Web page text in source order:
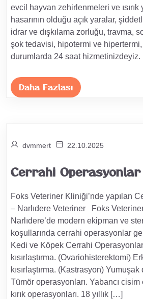
evcil hayvan zehirlenmeleri ve ısırık
hasarının olduğu açık yaralar,
idrar ve dışkılama zorluğu, travma,
şok tedavisi, hipotermi ve
durumlarda 24 saat hizmetinizdeyiz.
Daha Fazlası
dvmmert 22.10.2025
Cerrahi Operasyonlar
Foks Veteriner Kliniği’nde yapılan
– Narlıdere Veteriner Foks
Narlıdere’de modern ekipman ve
koşullarında cerrahi operasyonlar
Kedi ve Köpek Cerrahi
kısırlaştırma. (Ovariohisterektomi)
kısırlaştırma. (Kastrasyon)
Tümör operasyonları. Yabancı
kırık operasyonları. 18 yıllık […]